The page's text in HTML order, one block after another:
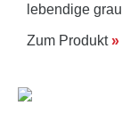
lebendige
Zum Produkt»